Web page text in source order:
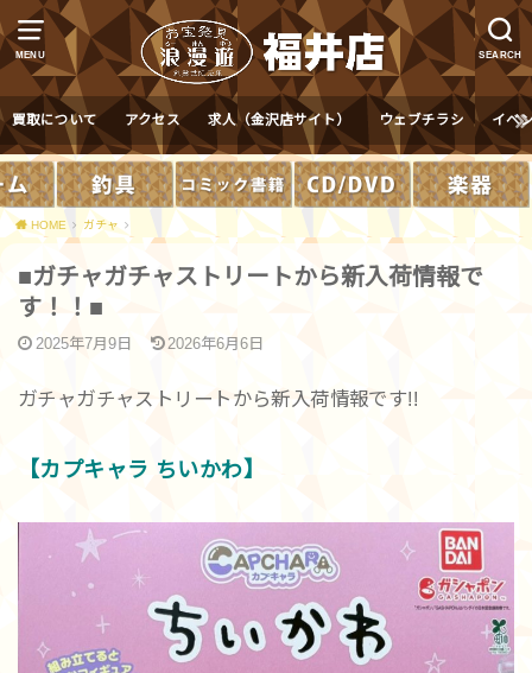
MENU SEARCH
買取について アクセス 求人（金沢店サイト） ウェブチラシ イベ
HOME ガチャ
■ガチャガチャストリートから新入荷情報で
す！！■
2025年7月9日 2026年6月6日
ガチャガチャストリートから新入荷情報です!!
【カプキャラ ちいかわ】